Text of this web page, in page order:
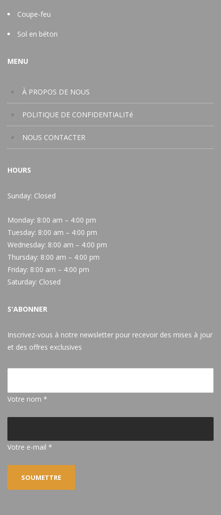
Coupe-feu
Sol en béton
MENU
À PROPOS DE NOUS
POLITIQUE DE CONFIDENTIALITé
NOUS CONTACTER
HOURS
Sunday: Closed
Monday: 8:00 am – 4:00 pm
Tuesday: 8:00 am – 4:00 pm
Wednesday: 8:00 am – 4:00 pm
Thursday: 8:00 am – 4:00 pm
Friday: 8:00 am – 4:00 pm
Saturday: Closed
S'ABONNER
Inscrivez-vous à notre newsletter pour recevoir des mises à jour
et des offres exclusives
Votre nom *
Votre e-mail *